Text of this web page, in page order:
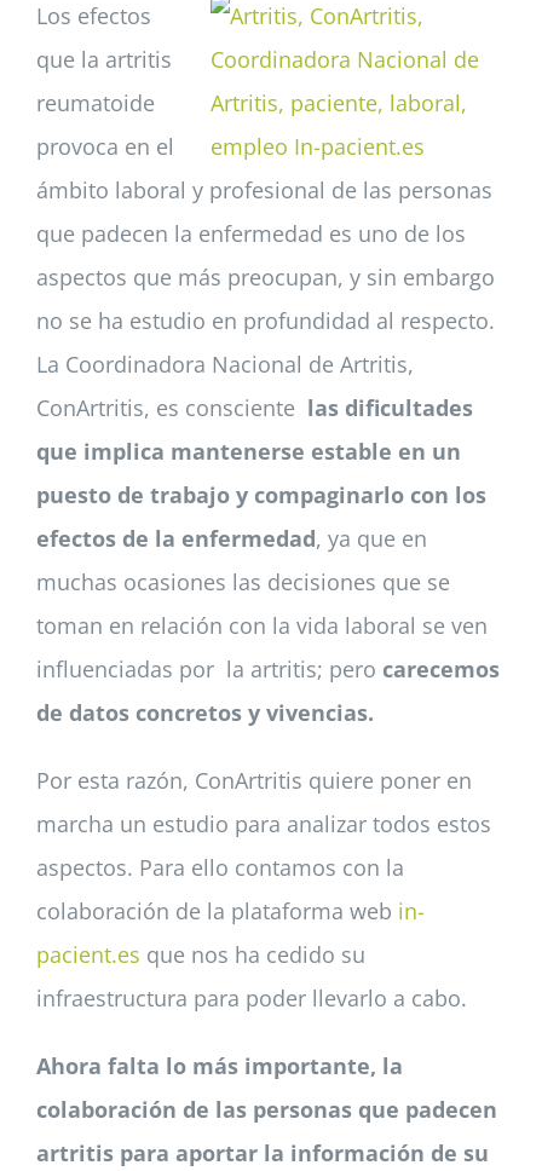
Los efectos
que la artritis
reumatoide
provoca en el
ámbito laboral y profesional de las personas
que padecen la enfermedad es uno de los
aspectos que más preocupan, y sin embargo
no se ha estudio en profundidad al respecto.
La Coordinadora Nacional de Artritis,
ConArtritis, es consciente las dificultades
que implica mantenerse estable en un
puesto de trabajo y compaginarlo con los
efectos de la enfermedad, ya que en
muchas ocasiones las decisiones que se
toman en relación con la vida laboral se ven
influenciadas por la artritis; pero carecemos
de datos concretos y vivencias.
Por esta razón, ConArtritis quiere poner en
marcha un estudio para analizar todos estos
aspectos. Para ello contamos con la
colaboración de la plataforma web in-
pacient.es que nos ha cedido su
infraestructura para poder llevarlo a cabo.
Ahora falta lo más importante, la
colaboración de las personas que padecen
artritis para aportar la información de su